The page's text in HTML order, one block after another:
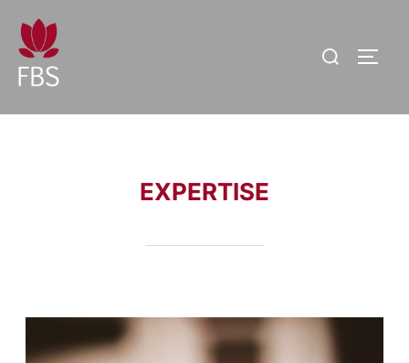
EXPERTISE